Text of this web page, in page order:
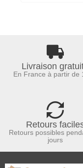
Livraison
En France à partir de
Retours
Retours possibles
jours